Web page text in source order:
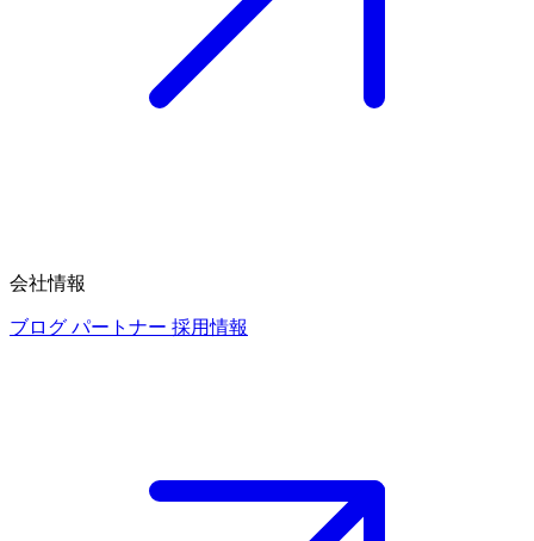
会社情報
ブログ パートナー 採用情報